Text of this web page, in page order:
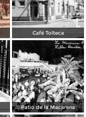
Café Tolteca
Patio de la Macarena